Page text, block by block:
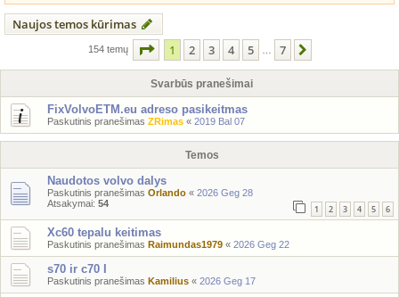
Naujos temos kūrimas
154 temų Puslapis 1iš 7
1 2 3 4 5 7
Svarbūs pranešimai
FixVolvoETM.eu adreso pasikeitmas
Paskutinis pranešimas ZRimas « 2019 Bal 07
Temos
Naudotos volvo dalys
Paskutinis pranešimas Orlando « 2026 Geg 28
Atsakymai: 54 1 2 3 4 5 6
Xc60 tepalu keitimas
Paskutinis pranešimas Raimundas1979 « 2026 Geg 22
s70 ir c70 I
Paskutinis pranešimas Kamilius « 2026 Geg 17